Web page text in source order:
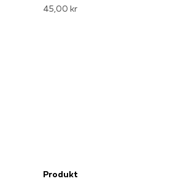
45,00 kr
Produkt